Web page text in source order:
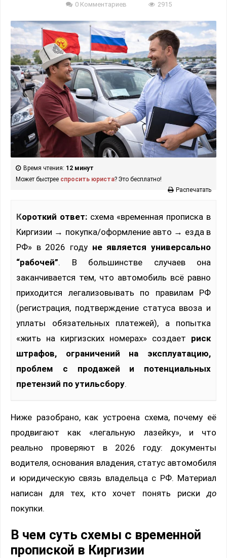
0 Комментариев
2915
Время чтения: 12 минут
Может быстрее спросить юриста? Это бесплатно!
Распечатать
Короткий ответ:схема «временная прописка в
Киргизии → покупка/оформление авто → езда в
РФ» в 2026 году не является универсально
“рабочей”. В большинстве случаев она
заканчивается тем, что автомобиль всё равно
приходится легализовывать по правилам РФ
(регистрация, подтверждение статуса ввоза и
уплаты обязательных платежей), а попытка
«жить на киргизских номерах» создает риск
штрафов, ограничений на эксплуатацию,
проблем с продажей и потенциальных
претензий по утильсбору.
Ниже разобрано, как устроена схема, почему её
продвигают как «легальную лазейку», и что
реально проверяют в 2026 году: документы
водителя, основания владения, статус автомобиля
и юридическую связь владельца с РФ. Материал
написан для тех, кто хочет понять рискидо
покупки.
В чем суть схемы с временной
пропиской в Киргизии